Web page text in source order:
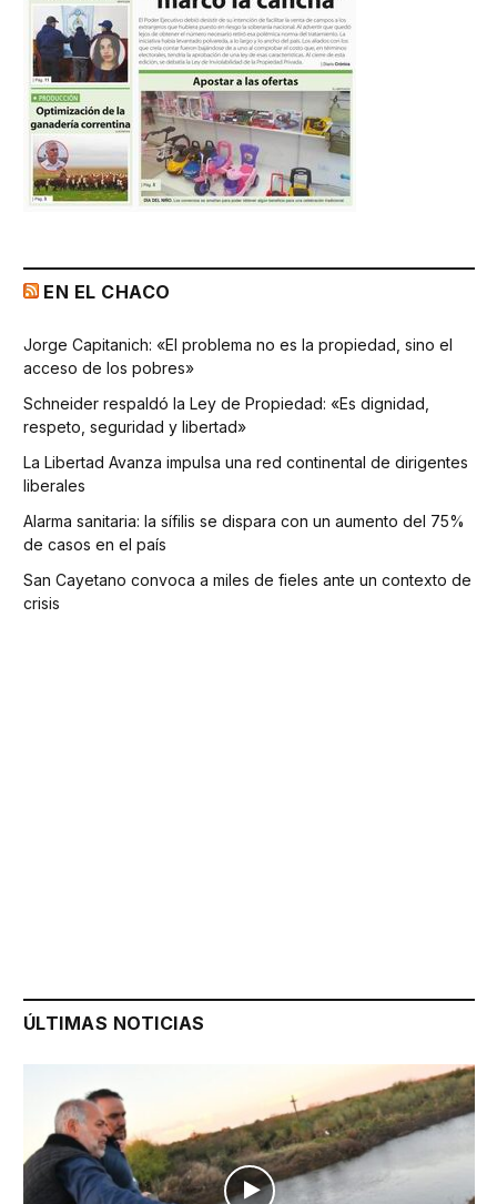
EN EL CHACO
Jorge Capitanich: «El problema no es la propiedad, sino el
acceso de los pobres»
Schneider respaldó la Ley de Propiedad: «Es dignidad,
respeto, seguridad y libertad»
La Libertad Avanza impulsa una red continental de dirigentes
liberales
Alarma sanitaria: la sífilis se dispara con un aumento del 75%
de casos en el país
San Cayetano convoca a miles de fieles ante un contexto de
crisis
ÚLTIMAS NOTICIAS